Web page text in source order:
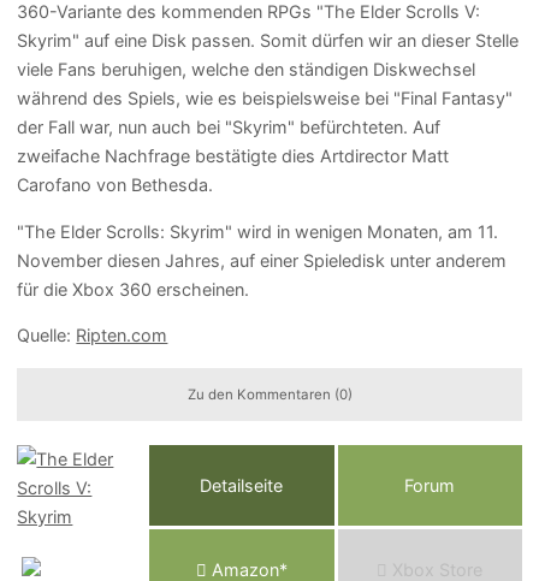
360-Variante des kommenden RPGs "The Elder Scrolls V:
Skyrim" auf eine Disk passen. Somit dürfen wir an dieser Stelle
viele Fans beruhigen, welche den ständigen Diskwechsel
während des Spiels, wie es beispielsweise bei "Final Fantasy"
der Fall war, nun auch bei "Skyrim" befürchteten. Auf
zweifache Nachfrage bestätigte dies Artdirector Matt
Carofano von Bethesda.
"The Elder Scrolls: Skyrim" wird in wenigen Monaten, am 11.
November diesen Jahres, auf einer Spieledisk unter anderem
für die Xbox 360 erscheinen.
Quelle: Ripten.com
Zu den Kommentaren (0)
Detailseite Forum
Amazon* Xbox Store